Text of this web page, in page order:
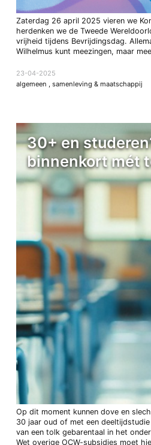
Zaterdag 26 april 2025 vieren we
herdenken we de Tweede
vrijheid tijdens Bevrijdingsdag.
Wilhelmus kunt meezingen, maar
23-04-2025
algemeen
samenleving & maatschappij
30+ en
binnenkort mét
Op dit moment kunnen dove en
30 jaar oud of met een
van een tolk gebarentaal in het
Wet overige OCW-subsidies moet